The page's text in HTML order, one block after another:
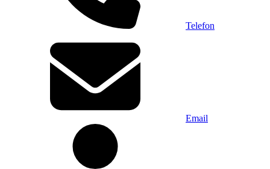
Telefon
Email